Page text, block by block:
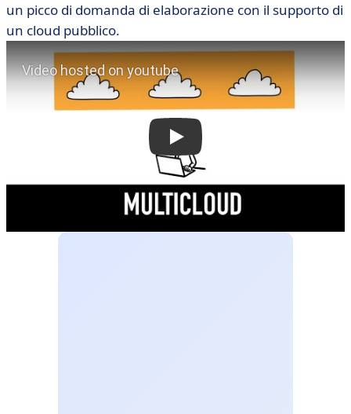
un picco di domanda di elaborazione con il supporto di
un cloud pubblico.